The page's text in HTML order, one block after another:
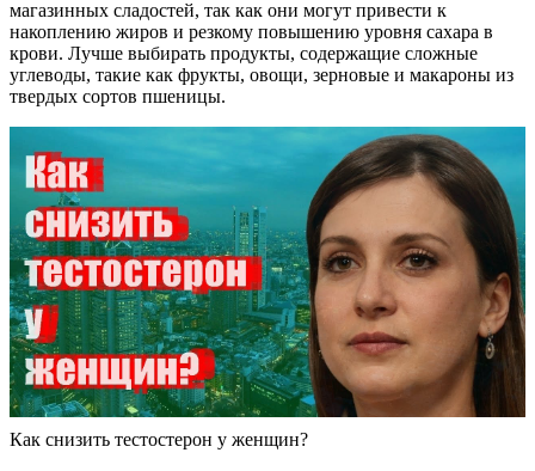
магазинных сладостей, так как они могут привести к
накоплению жиров и резкому повышению уровня сахара в
крови. Лучше выбирать продукты, содержащие сложные
углеводы, такие как фрукты, овощи, зерновые и макароны из
твердых сортов пшеницы.
Как снизить тестостерон у женщин?